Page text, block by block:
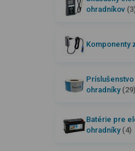
ohradníkov
Komponenty
ohradníky (29)
Batérie pre
ohradníky (4)